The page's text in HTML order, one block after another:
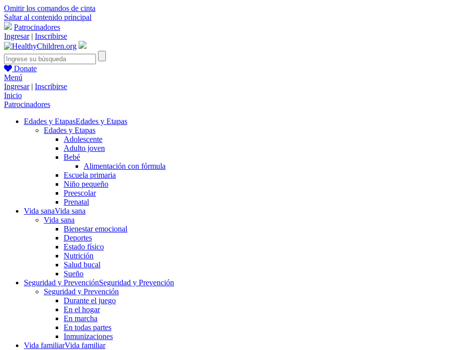
Omitir los comandos de cinta
Saltar al contenido principal
Patrocinadores
Ingresar| Inscribirse
Donate
Menú
Ingresar| Inscribirse
Inicio
Patrocinadores
Edades y EtapasEdades y Etapas
Edades y Etapas
Adolescente
Adulto joven
Bebé
Alimentación con fórmula
Escuela primaria
Niño pequeño
Preescolar
Prenatal
Vida sanaVida sana
Vida sana
Bienestar emocional
Deportes
Estado físico
Nutrición
Salud bucal
Sueño
Seguridad y PrevenciónSeguridad y Prevención
Seguridad y Prevención
Durante el juego
En el hogar
En marcha
En todas partes
Inmunizaciones
Vida familiarVida familiar